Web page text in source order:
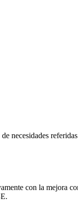
necesidades
con la mejora